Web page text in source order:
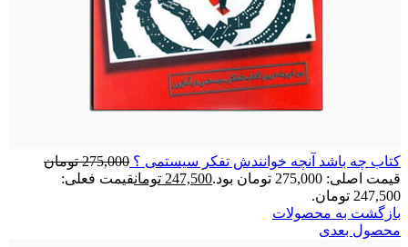
کتاب چه باشد آنچه خوانندش تفکر سیستمی ؟ 275,000 تومان
قیمت اصلی: 275,000 تومان بود.
247,500 تومانقیمت فعلی:
247,500 تومان.
بازگشت به محصولات
محصول بعدی